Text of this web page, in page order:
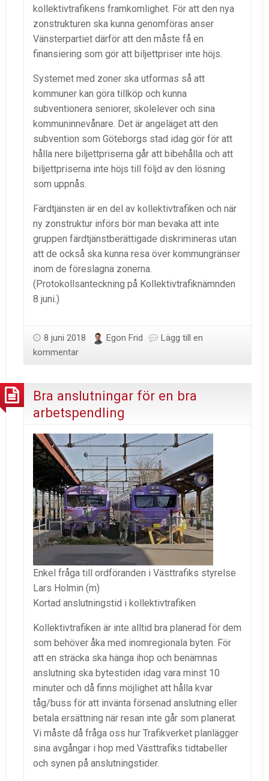
kollektivtrafikens framkomlighet. För att den nya
zonstrukturen ska kunna genomföras anser
Vänsterpartiet därför att den måste få en
finansiering som gör att biljettpriser inte höjs.
Systemet med zoner ska utformas så att
kommuner kan göra tillköp och kunna
subventionera seniorer, skolelever och sina
kommuninnevånare. Det är angeläget att den
subvention som Göteborgs stad idag gör för att
hålla nere biljettpriserna går att bibehålla och att
biljettpriserna inte höjs till följd av den lösning
som uppnås.
Färdtjänsten är en del av kollektivtrafiken och när
ny zonstruktur införs bör man bevaka att inte
gruppen färdtjänstberättigade diskrimineras utan
att de också ska kunna resa över kommungränser
inom de föreslagna zonerna.
(Protokollsanteckning på Kollektivtrafiknämnden
8 juni.)
8 juni 2018 Egon Frid
Lägg till en
kommentar
Bra anslutningar för en bra
arbetspendling
Enkel fråga till ordföranden i Västtrafiks styrelse
Lars Holmin (m)
Kortad anslutningstid i kollektivtrafiken
Kollektivtrafiken är inte alltid bra planerad för dem
som behöver åka med inomregionala byten. För
att en sträcka ska hänga ihop och benämnas
anslutning ska bytestiden idag vara minst 10
minuter och då finns möjlighet att hålla kvar
tåg/buss för att invänta försenad anslutning eller
betala ersättning när resan inte går som planerat.
Vi måste då fråga oss hur Trafikverket planlägger
sina avgångar i hop med Västtrafiks tidtabeller
och synen på anslutningstider.